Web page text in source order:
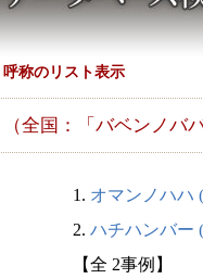
呼称のリスト表示
（全国：「バベンノバ
1. オマンノハハ
2. ハチハンバー
【全 2事例】